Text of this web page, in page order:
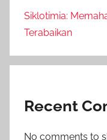
Siklotimia:
Terabaikan
Recent
No comments to